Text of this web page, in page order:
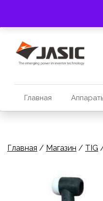
содержимому
Главная
Главная / Магазин / TIG